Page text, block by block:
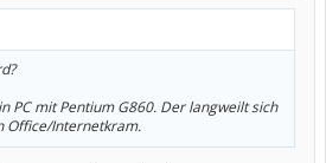
PC mit Pentium G860. Der langweilt sich
Office/Internetkram.